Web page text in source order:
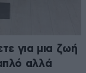
για μια ζωή
αλλά